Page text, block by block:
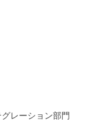
レーション部門